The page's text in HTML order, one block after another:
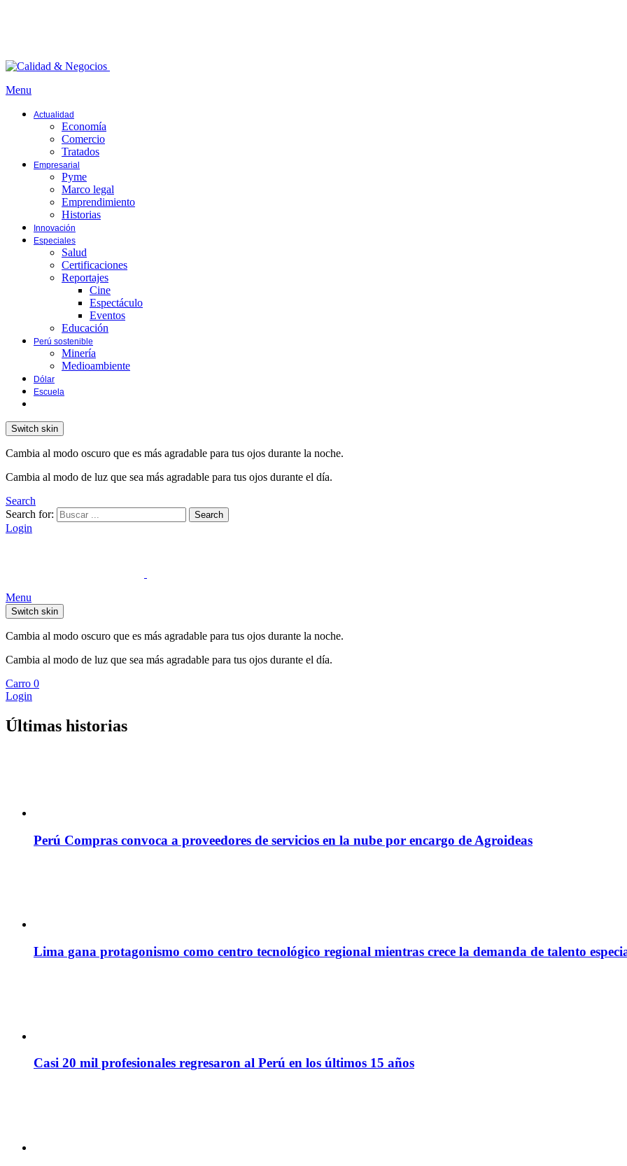
Menu
Actualidad
Economía
Comercio
Tratados
Empresarial
Pyme
Marco legal
Emprendimiento
Historias
Innovación
Especiales
Salud
Certificaciones
Reportajes
Cine
Espectáculo
Eventos
Educación
Perú sostenible
Minería
Medioambiente
Dólar
Escuela
Switch skin
Cambia al modo oscuro que es más agradable para tus ojos durante la noche.
Cambia al modo de luz que sea más agradable para tus ojos durante el día.
Search
Search for:
Search
Login
Menu
Switch skin
Cambia al modo oscuro que es más agradable para tus ojos durante la noche.
Cambia al modo de luz que sea más agradable para tus ojos durante el día.
Carro 0
Login
Últimas historias
Perú Compras convoca a proveedores de servicios en la nube por encargo de Agroideas
Lima gana protagonismo como centro tecnológico regional mientras crece la demanda de talento
Casi 20 mil profesionales regresaron al Perú en los últimos 15 años